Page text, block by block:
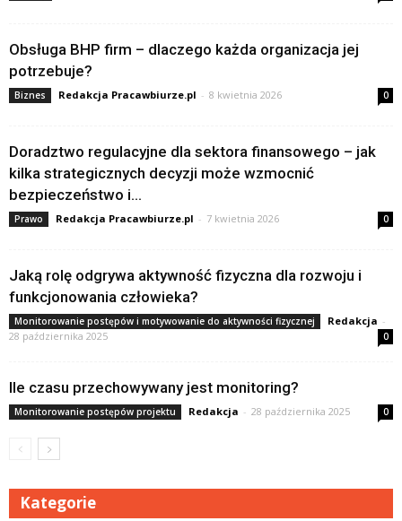
Obsługa BHP firm – dlaczego każda organizacja jej
potrzebuje?
Biznes Redakcja Pracawbiurze.pl - 8 kwietnia 2026 0
Doradztwo regulacyjne dla sektora finansowego – jak
kilka strategicznych decyzji może wzmocnić
bezpieczeństwo i...
Prawo Redakcja Pracawbiurze.pl - 7 kwietnia 2026 0
Jaką rolę odgrywa aktywność fizyczna dla rozwoju i
funkcjonowania człowieka?
Monitorowanie postępów i motywowanie do aktywności fizycznej Redakcja -
28 października 2025
0
Ile czasu przechowywany jest monitoring?
Monitorowanie postępów projektu Redakcja - 28 października 2025 0
Kategorie